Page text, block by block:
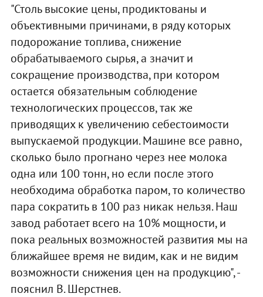
"Столь высокие цены, продиктованы и
объективными причинами, в ряду которых
подорожание топлива, снижение
обрабатываемого сырья, а значит и
сокращение производства, при котором
остается обязательным соблюдение
технологических процессов, так же
приводящих к увеличению себестоимости
выпускаемой продукции. Машине все равно,
сколько было прогнано через нее молока
одна или 100 тонн, но если после этого
необходима обработка паром, то количество
пара сократить в 100 раз никак нельзя. Наш
завод работает всего на 10% мощности, и
пока реальных возможностей развития мы на
ближайшее время не видим, как и не видим
возможности снижения цен на продукцию", -
пояснил В. Шерстнев.